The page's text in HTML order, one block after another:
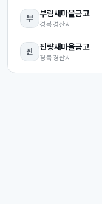
부 부림새마을금고
경북 경산시
진 진량새마을금고
경북 경산시